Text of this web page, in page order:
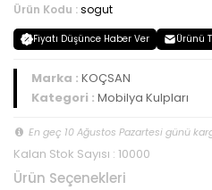
Ürün Kodu :sogut
Fiyatı Düşünce Haber Ver Ürünü
Marka : KOÇSAN
Kategori : Mobilya Kulpları
En geç 10 Ağustos Pazartesi günü
Kalan Stok Sayısı : 10000
Ürün Seçenekleri